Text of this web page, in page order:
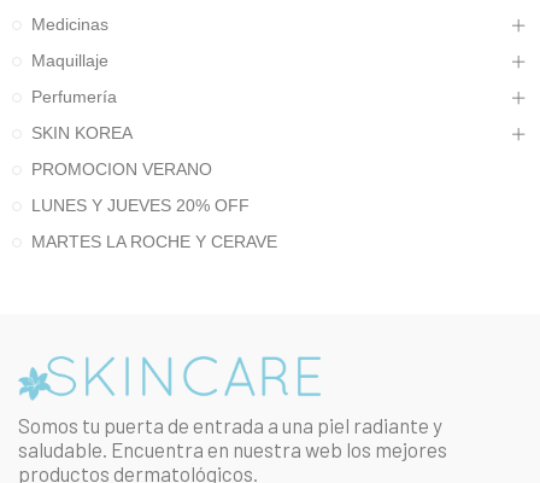
Medicinas
Maquillaje
Perfumería
SKIN KOREA
PROMOCION VERANO
LUNES Y JUEVES 20% OFF
MARTES LA ROCHE Y CERAVE
Somos tu puerta de entrada a una piel radiante y
saludable. Encuentra en nuestra web los mejores
productos dermatológicos.